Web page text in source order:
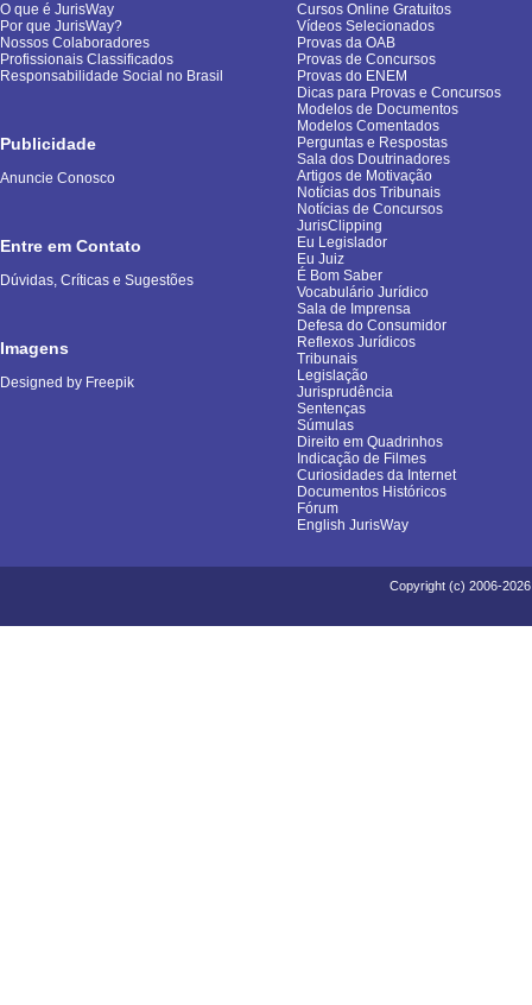
O que é JurisWay
Por que JurisWay?
Nossos Colaboradores
Profissionais Classificados
Responsabilidade Social no Brasil
Publicidade
Anuncie Conosco
Entre em Contato
Dúvidas, Críticas e Sugestões
Imagens
Designed by Freepik
Cursos Online Gratuitos
Vídeos Selecionados
Provas da OAB
Provas de Concursos
Provas do ENEM
Dicas para Provas e Concursos
Modelos de Documentos
Modelos Comentados
Perguntas e Respostas
Sala dos Doutrinadores
Artigos de Motivação
Notícias dos Tribunais
Notícias de Concursos
JurisClipping
Eu Legislador
Eu Juiz
É Bom Saber
Vocabulário Jurídico
Sala de Imprensa
Defesa do Consumidor
Reflexos Jurídicos
Tribunais
Legislação
Jurisprudência
Sentenças
Súmulas
Direito em Quadrinhos
Indicação de Filmes
Curiosidades da Internet
Documentos Históricos
Fórum
English JurisWay
Copyright (c) 2006-